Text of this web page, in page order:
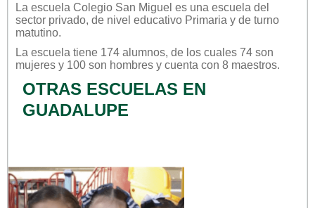
La escuela Colegio San Miguel es una escuela del
sector privado, de nivel educativo Primaria y de turno
matutino.
La escuela tiene 174 alumnos, de los cuales 74 son
mujeres y 100 son hombres y cuenta con 8 maestros.
OTRAS ESCUELAS EN
GUADALUPE